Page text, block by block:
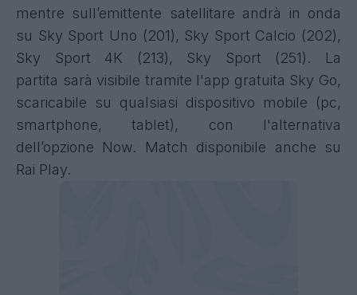
mentre sull’emittente satellitare andrà in onda
su Sky Sport Uno (201), Sky Sport Calcio (202),
Sky Sport 4K (213), Sky Sport (251). La
partita sarà visibile tramite l'app gratuita Sky Go,
scaricabile su qualsiasi dispositivo mobile (pc,
smartphone, tablet), con l'alternativa
dell’opzione Now. Match disponibile anche su
Rai Play.